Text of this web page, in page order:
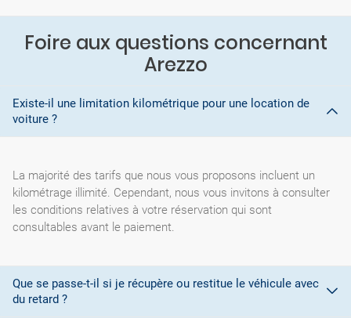
Foire aux questions concernant
Arezzo
Existe-il une limitation kilométrique pour une location de
voiture ?
La majorité des tarifs que nous vous proposons incluent un
kilométrage illimité. Cependant, nous vous invitons à consulter
les conditions relatives à votre réservation qui sont
consultables avant le paiement.
Que se passe-t-il si je récupère ou restitue le véhicule avec
du retard ?